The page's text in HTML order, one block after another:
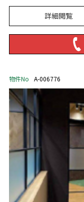
詳細閲覧
物件No A-006776